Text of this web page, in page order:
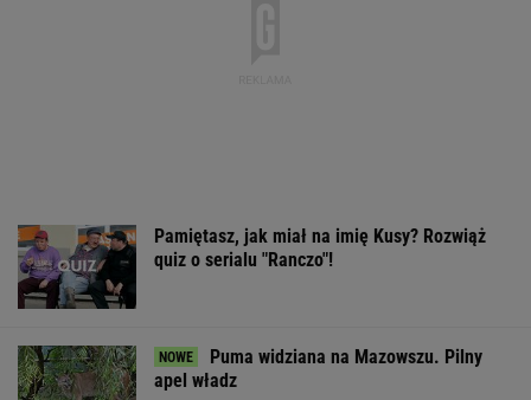
Pamiętasz, jak miał na imię Kusy? Rozwiąż
quiz o serialu "Ranczo"!
Puma widziana na Mazowszu. Pilny
apel władz